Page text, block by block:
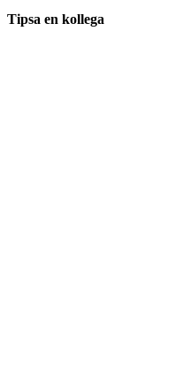
Tipsa en kollega